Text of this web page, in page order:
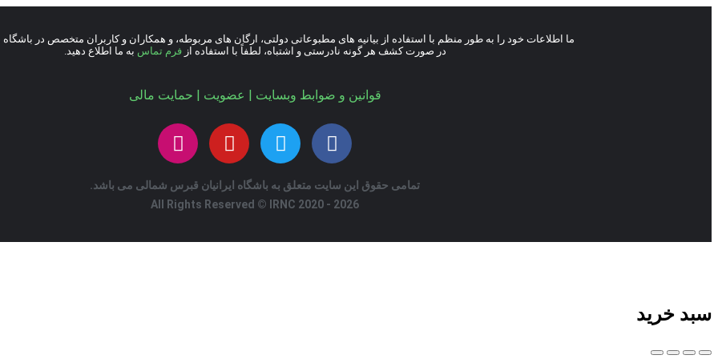
ما اطلاعات خود را به طور منظم با استفاده از بیانیه های مطبوعاتی دولتی، ارگان های مربوطه، و همکاران و کاربران متخصص در باشگاه
در صورت کشف هر گونه نادرستی و اشتباه، لطفاً با استفاده از فرم تماس به ما اطلاع دهید.
قوانین و ضوابط وبسایت عضویت حمایت مالی
تمامی حقوق این سایت متعلق به باشگاه ایرانیان قبرس شمالی می باشد.
All Rights Reserved © IRNC 2020 - 2026
سبد خرید